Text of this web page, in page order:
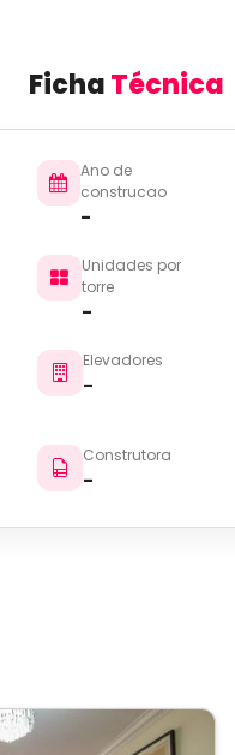
FichaTécnica
Ano de
construcao
-
Unidades por
torre
-
Elevadores
-
Construtora
-